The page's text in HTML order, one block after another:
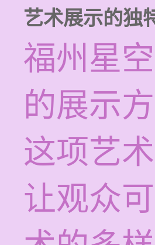
艺术展示的独
福州星
的展示
这项艺
让观众